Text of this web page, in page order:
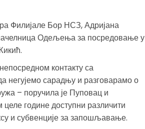
Филијале Бор НСЗ, Адријана
Одељења за посредовање у
контакту са
негујемо сарадњу и разговарамо о
– поручила је Пуповац и
године доступни различити
и субвенције за запошљавање.